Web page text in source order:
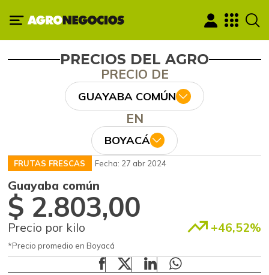
PRECIOS DEL AGRO
PRECIO DE
GUAYABA COMÚN
EN
BOYACÁ
FRUTAS FRESCAS Fecha: 27 abr 2024
Guayaba común
$ 2.803,00
Precio por kilo +46,52%
*Precio promedio en Boyacá